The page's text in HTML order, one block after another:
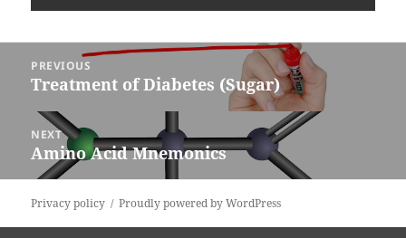
navigation
PREVIOUS
Previous
Treatment of Diabetes (Sugar)
NEXT
Next
post:
Amino Acid Mnemonics
Privacy policy Proudly powered by WordPress